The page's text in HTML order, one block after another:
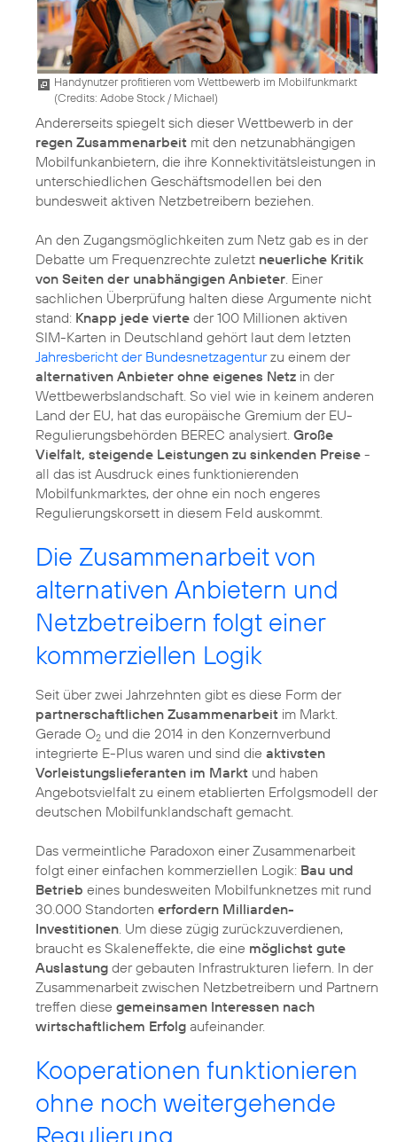
Handynutzer profitieren vom Wettbewerb im Mobilfunkmarkt
(Credits: Adobe Stock / Michael)
Andererseits spiegelt sich dieser Wettbewerb in der
regen Zusammenarbeit mit den netzunabhängigen
Mobilfunkanbietern, die ihre Konnektivitätsleistungen in
unterschiedlichen Geschäftsmodellen bei den
bundesweit aktiven Netzbetreibern beziehen.
An den Zugangsmöglichkeiten zum Netz gab es in der
Debatte um Frequenzrechte zuletzt neuerliche Kritik
von Seiten der unabhängigen Anbieter. Einer
sachlichen Überprüfung halten diese Argumente nicht
stand: Knapp jede vierte der 100 Millionen aktiven
SIM-Karten in Deutschland gehört laut dem letzten
Jahresbericht der Bundesnetzagenturzu einem der
alternativen Anbieter ohne eigenes Netz in der
Wettbewerbslandschaft. So viel wie in keinem anderen
Land der EU, hat das europäische Gremium der EU-
Regulierungsbehörden BEREC analysiert. Große
Vielfalt, steigende Leistungen zu sinkenden Preise -
all das ist Ausdruck eines funktionierenden
Mobilfunkmarktes, der ohne ein noch engeres
Regulierungskorsett in diesem Feld auskommt.
Die Zusammenarbeit von
alternativen Anbietern und
Netzbetreibern folgt einer
kommerziellen Logik
Seit über zwei Jahrzehnten gibt es diese Form der
partnerschaftlichen Zusammenarbeit im Markt.
Gerade O2 und die 2014 in den Konzernverbund
integrierte E-Plus waren und sind die aktivsten
Vorleistungslieferanten im Markt und haben
Angebotsvielfalt zu einem etablierten Erfolgsmodell der
deutschen Mobilfunklandschaft gemacht.
Das vermeintliche Paradoxon einer Zusammenarbeit
folgt einer einfachen kommerziellen Logik: Bau und
Betrieb eines bundesweiten Mobilfunknetzes mit rund
30.000 Standorten erfordern Milliarden-
Investitionen. Um diese zügig zurückzuverdienen,
braucht es Skaleneffekte, die eine möglichst gute
Auslastung der gebauten Infrastrukturen liefern. In der
Zusammenarbeit zwischen Netzbetreibern und Partnern
treffen diese gemeinsamen Interessen nach
wirtschaftlichem Erfolg aufeinander.
Kooperationen funktionieren
ohne noch weitergehende
Regulierung